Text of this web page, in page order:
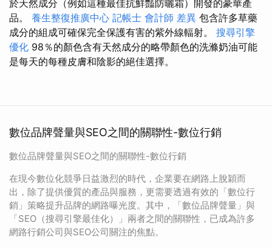
於天然成分（例如這種最佳抗鮮豔防曬霜）開發的豪華產
品。 養生整復推廣中心 記帳士 會計師 差異 包含許多草藥
成分的組成可確保完全保護有害的紫外線輻射。 搜尋引擎
優化 98％的顏色含有天然成分的略帶顏色的洗滌奶油可能
是每天的每種皮膚和陰影的絕佳選擇。
數位品牌聲量與SEO之間的關聯性-數位行銷
數位品牌聲量與SEO之間的關聯性-數位行銷
在現今數位化競爭日益激烈的時代，企業要在網路上脫穎而
出，除了提供優質的產品與服務，更需要透過有效的「數位行
銷」策略提升品牌的網路曝光度。其中，「數位品牌聲量」與
「SEO（搜尋引擎最佳化）」兩者之間的關聯性，已成為許多
網路行銷公司與SEO公司關注的焦點。